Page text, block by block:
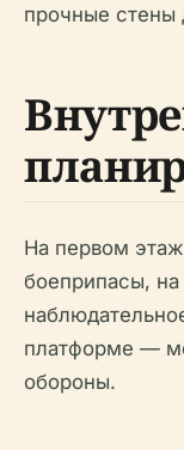
прочные стены
На первом
боеприпасы,
платформе —
обороны.